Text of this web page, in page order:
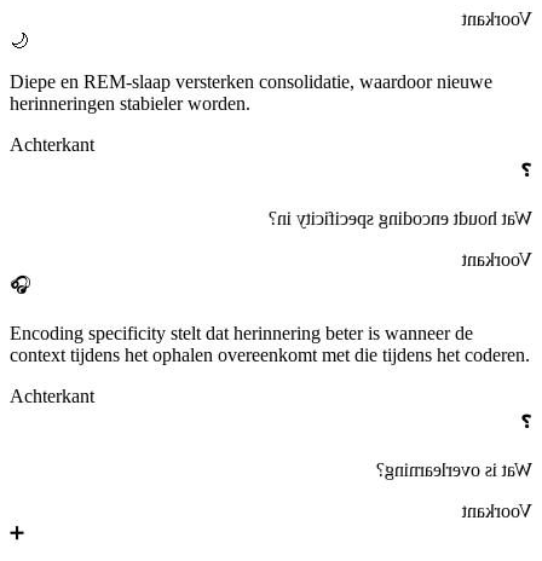
Voorkant
🌙
Diepe en REM‑slaap versterken consolidatie, waardoor nieuwe
herinneringen stabieler worden.
Achterkant
❓
Wat houdt
encoding specificity
in?
Voorkant
🎧
Encoding specificity stelt dat herinnering beter is wanneer de
context tijdens het ophalen overeenkomt met die tijdens het coderen.
Achterkant
❓
Wat is
overlearning
?
Voorkant
➕